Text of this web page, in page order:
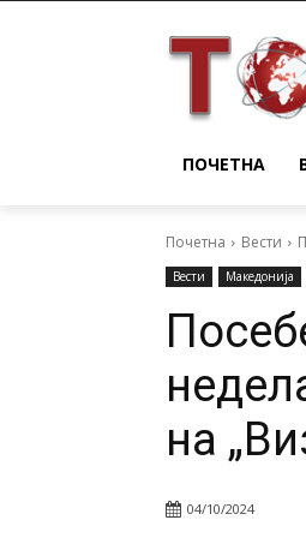
ПОЧЕТНА
Почетна Вести
Вести Македонија
на
04/10/2024